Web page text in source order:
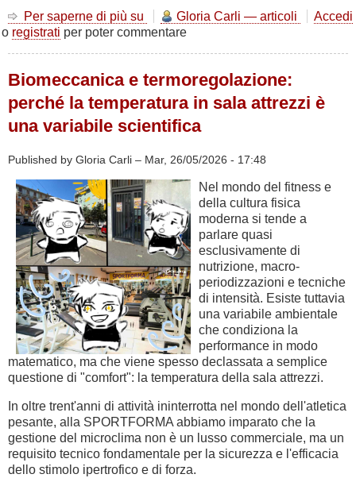
Per saperne di più su
vero
dimagrimento:
come
brucia
le
il
Gloria Carli — articoli
Accedi
o registrati per poter commentare
Biomeccanica e termoregolazione:
perché la temperatura in sala attrezzi è
una variabile scientifica
Published by Gloria Carli – Mar, 26/05/2026 - 17:48
Nel mondo del fitness e
della cultura fisica
moderna si tende a
parlare quasi
esclusivamente di
nutrizione, macro-
periodizzazioni e tecniche
di intensità. Esiste tuttavia
una variabile ambientale
che condiziona la
performance in modo
matematico, ma che viene spesso declassata a semplice
questione di "comfort": la temperatura della sala attrezzi.
In oltre trent'anni di attività ininterrotta nel mondo dell'atletica
pesante, alla SPORTFORMA abbiamo imparato che la
gestione del microclima non è un lusso commerciale, ma un
requisito tecnico fondamentale per la sicurezza e l'efficacia
dello stimolo ipertrofico e di forza.